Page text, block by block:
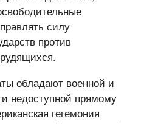
силу
против
обладают военной и
недоступной прямому
гегемония